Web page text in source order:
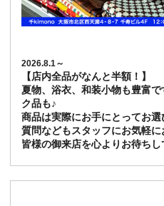
2026.8.1～
【店内全品がなんと半額！】
夏物、浴衣、和装小物も豊富
ク品も♪
商品は実際にお手にとってお選
質問などもスタッフにお気軽
皆様の御来店を心よりお待ちし